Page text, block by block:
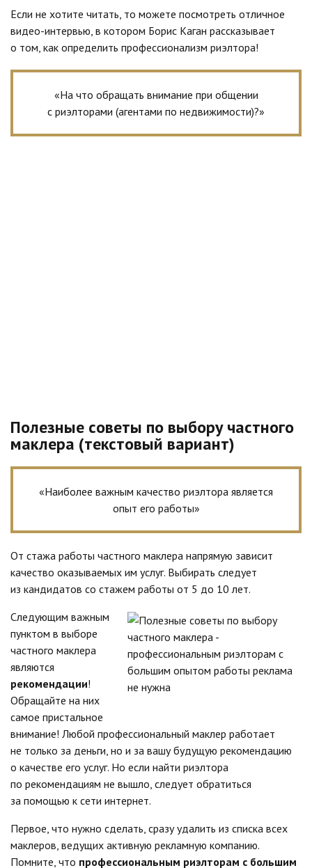
Если не хотите читать, то можете посмотреть отличное
видео-интервью, в котором Борис Каган рассказывает
о том, как определить профессионализм риэлтора!
«На что обращать внимание при общении
с риэлторами (агентами по недвижимости)?»
Полезные советы по выбору частного
маклера (текстовый вариант)
«Наиболее важным качество риэлтора является
опыт его работы»
От стажа работы частного маклера напрямую зависит
качество оказываемых им услуг. Выбирать следует
из кандидатов со стажем работы от 5 до 10 лет.
Следующим важным
пунктом в выборе
частного маклера
являются
рекомендации!
Обращайте на них
самое пристальное
внимание! Любой профессиональный маклер работает
не только за деньги, но и за вашу будущую рекомендацию
о качестве его услуг. Но если найти риэлтора
по рекомендациям не вышло, следует обратиться
за помощью к сети интернет.
Первое, что нужно сделать, сразу удалить из списка всех
маклеров, ведущих активную рекламную компанию.
Помните, что профессиональным риэлторам с большим